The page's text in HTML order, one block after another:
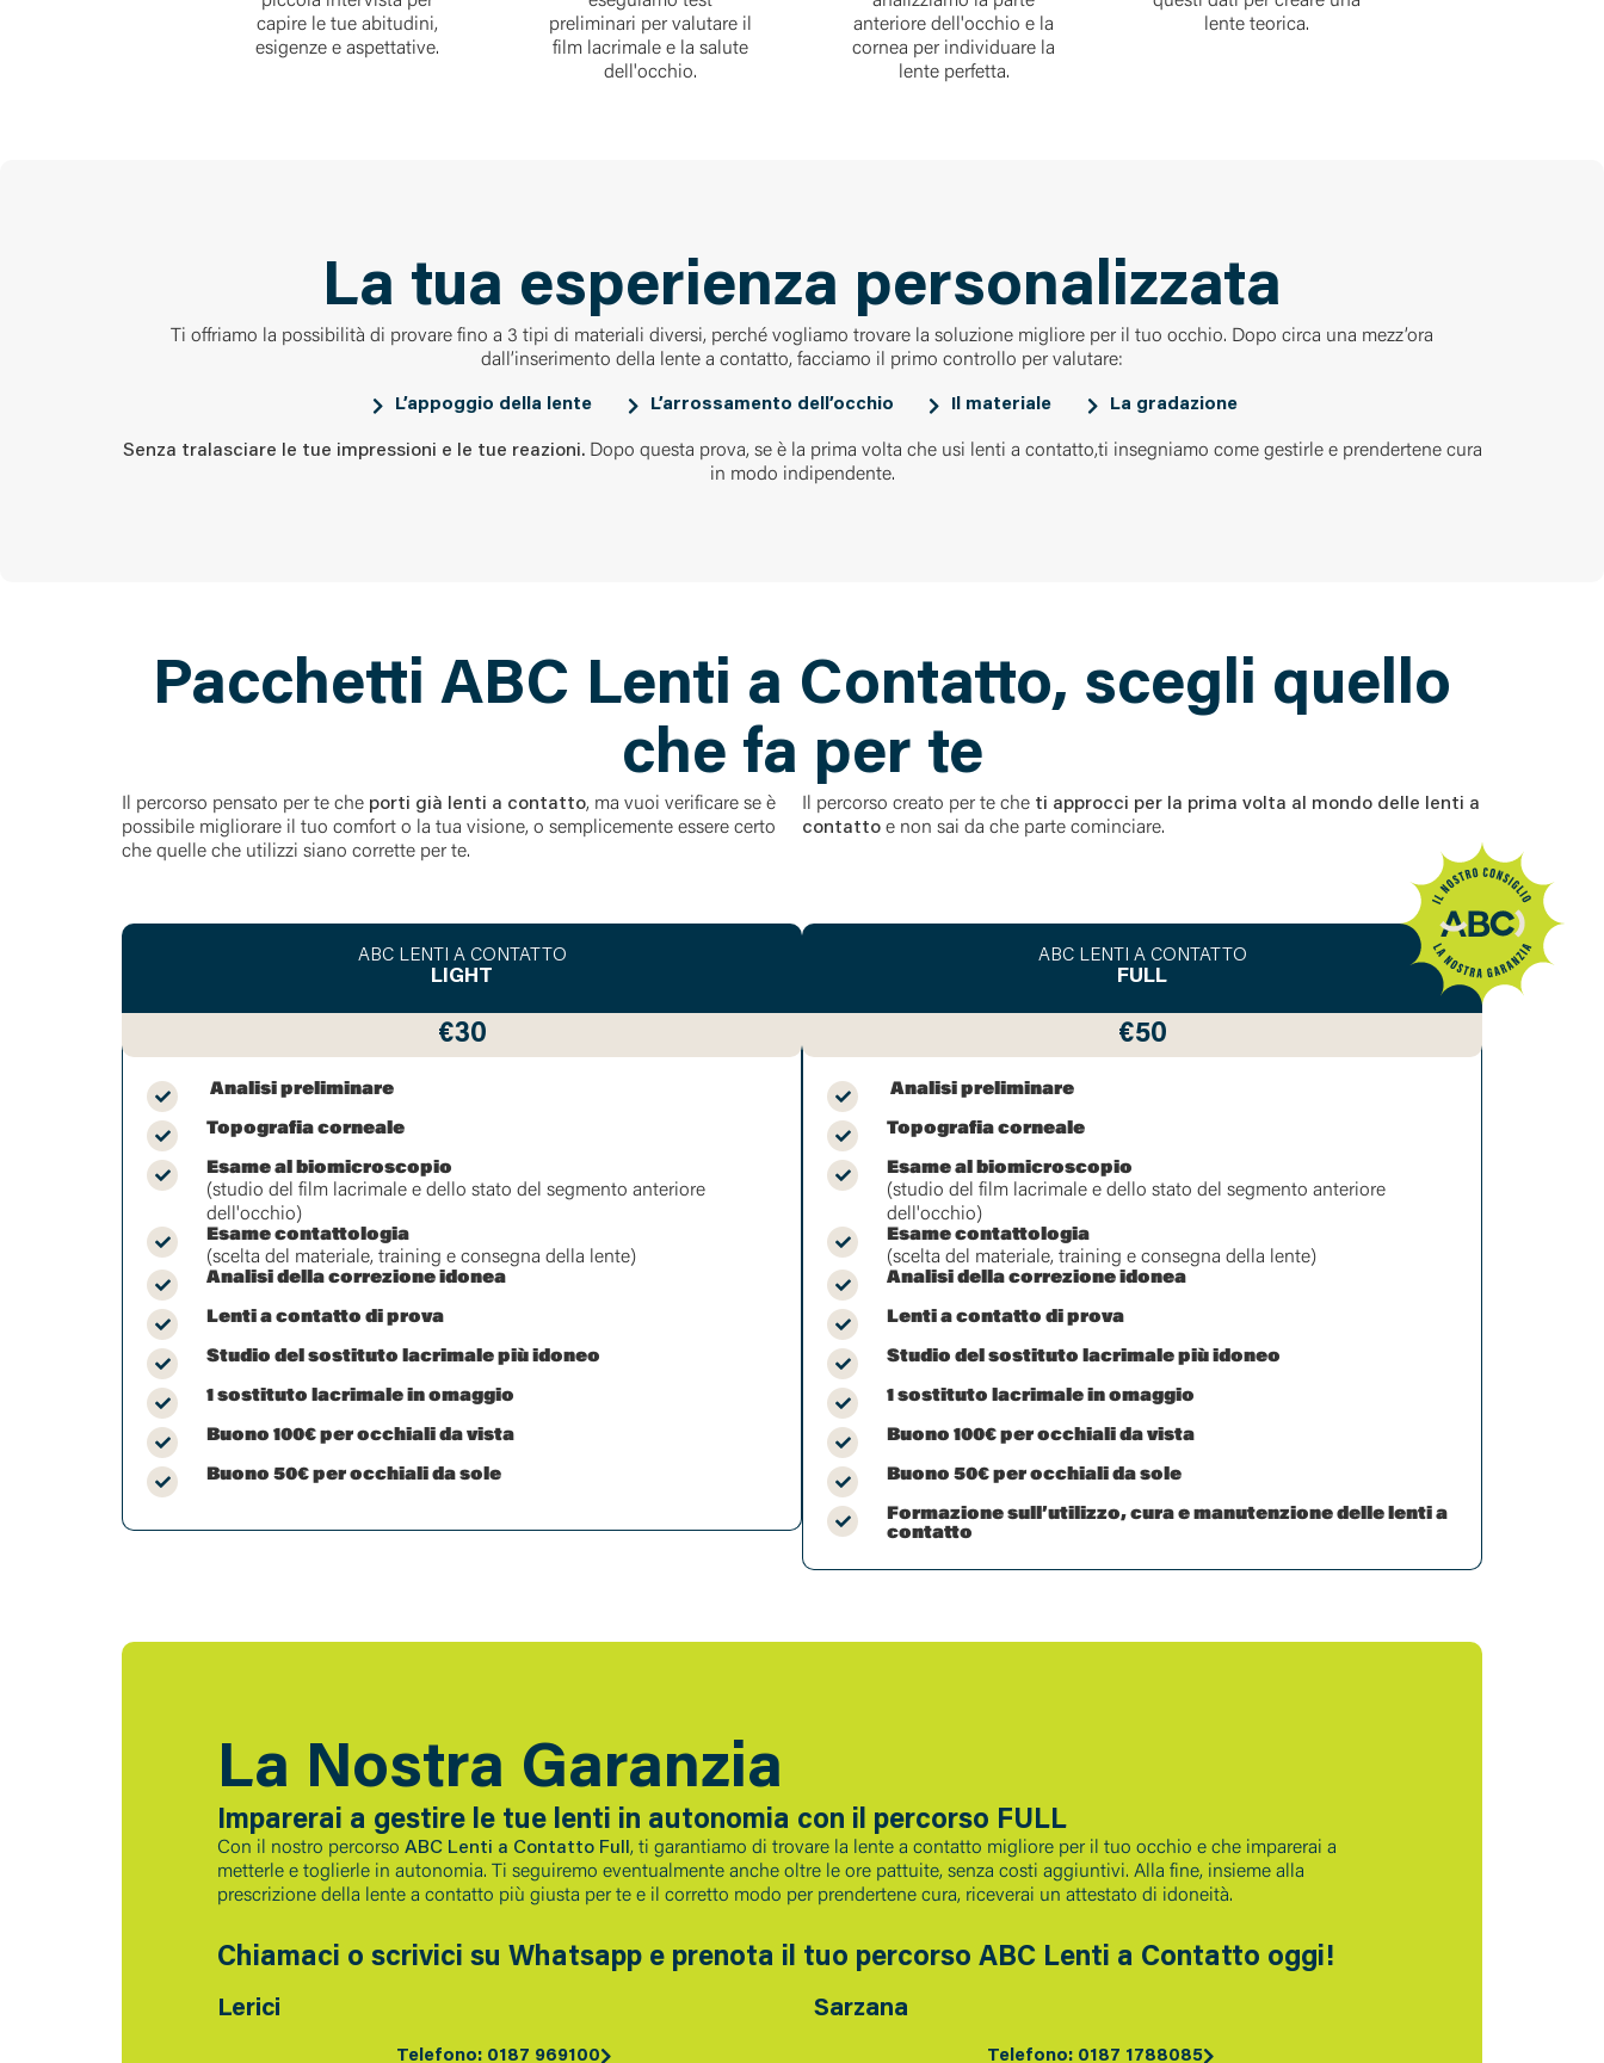
capire le tue abitudini,
esigenze e aspettative.
preliminari per valutare il
film lacrimale e la salute
dell'occhio.
anteriore dell'occhio e la
cornea per individuare la
lente perfetta.
lente teorica.
La tua esperienza personalizzata
Ti offriamo la possibilità di provare fino a 3 tipi di materiali diversi, perché vogliamo trovare la soluzione migliore per il tuo occhio. Dopo circa una mezz’ora
dall’inserimento della lente a contatto, facciamo il primo controllo per valutare:
L’appoggio della lente L’arrossamento dell’occhio Il materiale La gradazione
Senza tralasciare le tue impressioni e le tue reazioni.Dopo questa prova, se è la prima volta che usi lenti a contatto,ti insegniamo come gestirle e prendertene cura
in modo indipendente.
Pacchetti ABC Lenti a Contatto, scegli quello
che fa per te
Il percorso pensato per te che porti già lenti a contatto, ma vuoi verificare se è
possibile migliorare il tuo comfort o la tua visione, o semplicemente essere certo
che quelle che utilizzi siano corrette per te.
ABC LENTI A CONTATTO
LIGHT
€30
Analisi preliminare
Topografia corneale
Esame al biomicroscopio
(studio del film lacrimale e dello stato del segmento anteriore
dell'occhio)
Esame contattologia
(scelta del materiale, training e consegna della lente)
Analisi della correzione idonea
Lenti a contatto di prova
Studio del sostituto lacrimale più idoneo
1 sostituto lacrimale in omaggio
Buono 100€ per occhiali da vista
Buono 50€ per occhiali da sole
Il percorso creato per te che ti approcci per la prima volta al mondo delle lenti a
contatto e non sai da che parte cominciare.
ABC LENTI A CONTATTO
FULL
€50
Analisi preliminare
Topografia corneale
Esame al biomicroscopio
(studio del film lacrimale e dello stato del segmento anteriore
dell'occhio)
Esame contattologia
(scelta del materiale, training e consegna della lente)
Analisi della correzione idonea
Lenti a contatto di prova
Studio del sostituto lacrimale più idoneo
1 sostituto lacrimale in omaggio
Buono 100€ per occhiali da vista
Buono 50€ per occhiali da sole
Formazione sull’utilizzo, cura e manutenzione delle lenti a
contatto
La Nostra Garanzia
Imparerai a gestire le tue lenti in autonomia con il percorso FULL
Con il nostro percorso ABC Lenti a Contatto Full , ti garantiamo di trovare la lente a contatto migliore per il tuo occhio e che imparerai a
metterle e toglierle in autonomia. Ti seguiremo eventualmente anche oltre le ore pattuite, senza costi aggiuntivi. Alla fine, insieme alla
prescrizione della lente a contatto più giusta per te e il corretto modo per prendertene cura, riceverai un attestato di idoneità.
Chiamaci o scrivici su Whatsapp e prenota il tuo percorso ABC Lenti a Contatto oggi!
Lerici
Telefono: 0187 969100
Sarzana
Telefono: 0187 1788085